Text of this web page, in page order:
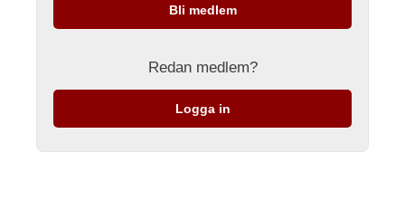
Bli medlem
Redan medlem?
Logga in